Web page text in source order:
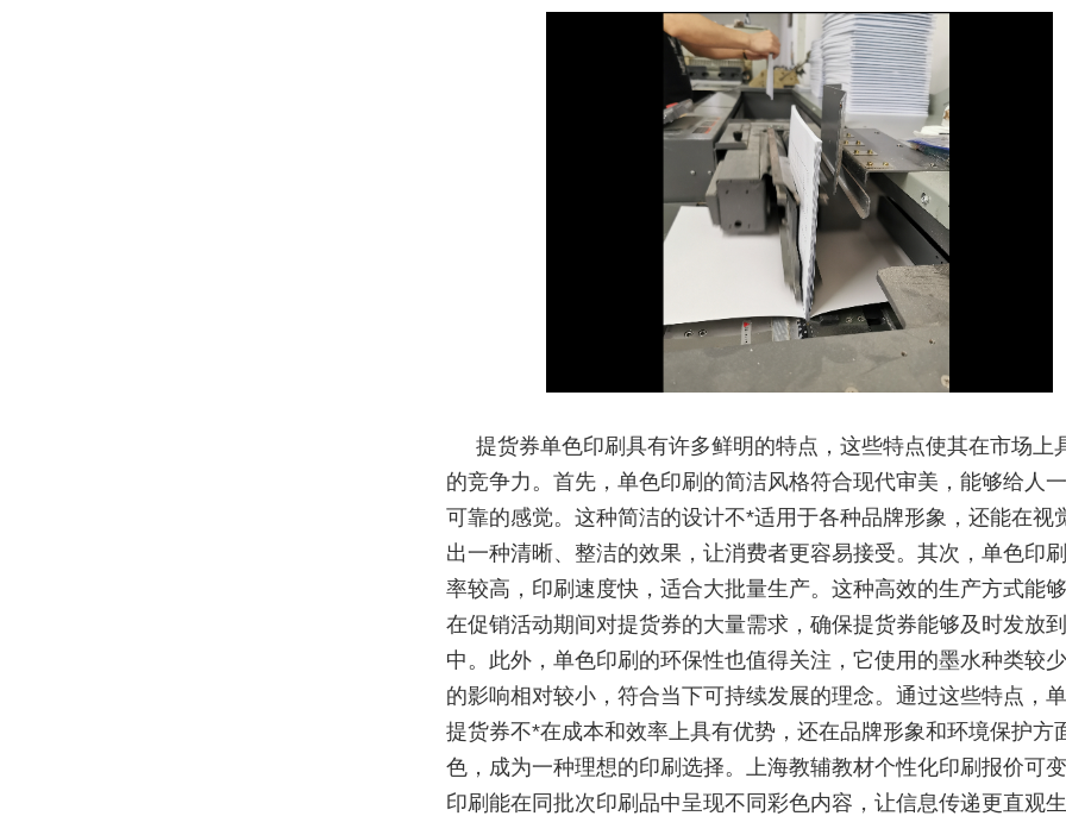
提货券单色印刷具有许多鲜明的特点，这些特点使其在市场上
的竞争力。首先，单色印刷的简洁风格符合现代审美，能够给人一
可靠的感觉。这种简洁的设计不*适用于各种品牌形象，还能在视
出一种清晰、整洁的效果，让消费者更容易接受。其次，单色印
率较高，印刷速度快，适合大批量生产。这种高效的生产方式能
在促销活动期间对提货券的大量需求，确保提货券能够及时发放
中。此外，单色印刷的环保性也值得关注，它使用的墨水种类较
的影响相对较小，符合当下可持续发展的理念。通过这些特点，
提货券不*在成本和效率上具有优势，还在品牌形象和环境保护方
色，成为一种理想的印刷选择。上海教辅教材个性化印刷报价可
印刷能在同批次印刷品中呈现不同彩色内容，让信息传递更直观生